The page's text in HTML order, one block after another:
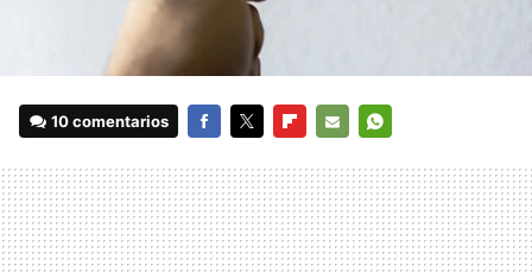
10 comentarios
MAIL